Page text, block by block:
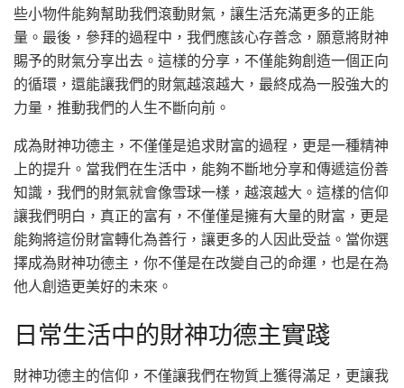
些小物件能夠幫助我們滾動財氣，讓生活充滿更多的正能
量。最後，參拜的過程中，我們應該心存善念，願意將財神
賜予的財氣分享出去。這樣的分享，不僅能夠創造一個正向
的循環，還能讓我們的財氣越滾越大，最終成為一股強大的
力量，推動我們的人生不斷向前。
成為財神功德主，不僅僅是追求財富的過程，更是一種精神
上的提升。當我們在生活中，能夠不斷地分享和傳遞這份善
知識，我們的財氣就會像雪球一樣，越滾越大。這樣的信仰
讓我們明白，真正的富有，不僅僅是擁有大量的財富，更是
能夠將這份財富轉化為善行，讓更多的人因此受益。當你選
擇成為財神功德主，你不僅是在改變自己的命運，也是在為
他人創造更美好的未來。
日常生活中的財神功德主實踐
財神功德主的信仰，不僅讓我們在物質上獲得滿足，更讓我